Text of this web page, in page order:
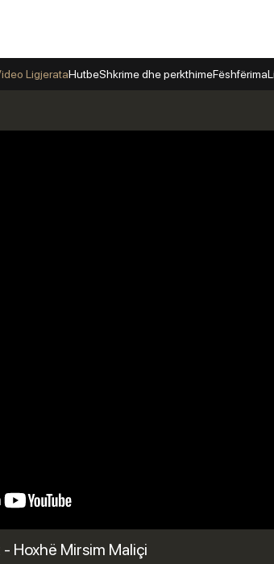
LigjerataHutbeShkrime dhe perkthimeFëshfërima
Hoxhë Mirsim Maliçi